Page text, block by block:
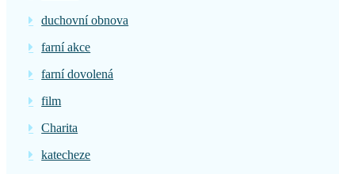
duchovní obnova
farní akce
farní dovolená
film
Charita
katecheze